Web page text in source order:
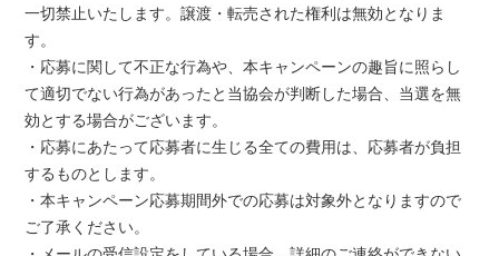
一切禁止いたします。譲渡・転売された権利は無効となりま
す。
・応募に関して不正な行為や、本キャンペーンの趣旨に照らし
て適切でない行為があったと当協会が判断した場合、当選を無
効とする場合がございます。
・応募にあたって応募者に生じる全ての費用は、応募者が負担
するものとします。
・本キャンペーン応募期間外での応募は対象外となりますので
ご了承ください。